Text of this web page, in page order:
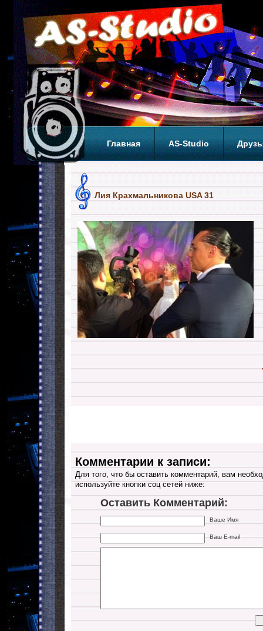
Главная AS-Studio
Лия Крахмальникова USA 31
Комментарии к записи:
Для того, что бы оставить комментарий, вам
используйте кнопки соц сетей ниже:
Оставить Комментарий:
Ваше Имя
Ваш E-mail